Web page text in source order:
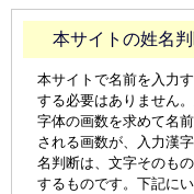
本サイトの姓名
本サイトで名前を入力
する必要はありません
字体の画数を求めて名
される画数が、入力漢
名判断は、文字そのも
するものです。下記に